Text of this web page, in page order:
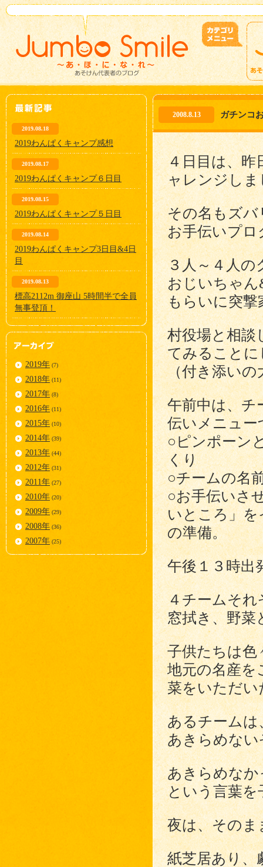
2019.08.18
2019わんぱくキャンプ感想
2019.08.17
2019わんぱくキャンプ６日目
2019.08.15
2019わんぱくキャンプ５日目
2019.08.14
2019わんぱくキャンプ3日目&4日
目
2019.08.13
標高2112m 御座山 5時間半で全員
無事登頂！
2019年 (7)
2018年 (11)
2017年 (8)
2016年 (11)
2015年 (10)
2014年 (39)
2013年 (44)
2012年 (31)
2011年 (27)
2010年 (20)
2009年 (29)
2008年 (36)
2007年 (25)
2008.8.13 ガチンコ
４日目は、昨
ャレンジしま
その名もズバ
お手伝いプロ
３人～４人の
おじいちゃ
もらいに突撃
村役場と相談
てみること
（付き添いの
午前中は、チ
伝いメニュー
○ピンポーン
くり
○チームの名
○お手伝いさ
いところ」
の準備。
午後１３時出
４チームそれ
窓拭き、野
子供たちは色
地元の名産を
菜をいただ
あるチームは
あきらめな
あきらめな
という言葉を
夜は、そのま
紙芝居あり